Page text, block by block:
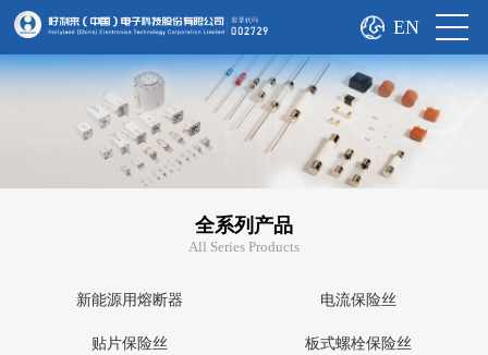
EN
全系列产品
All Series Products
新能源用熔断器 电流保险丝
贴片保险丝 板式螺栓保险丝